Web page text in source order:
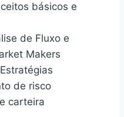
básicos e
de Fluxo e
Makers
de risco
carteira